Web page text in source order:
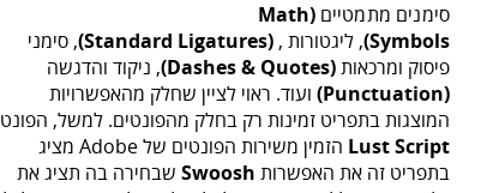
סימנים מתמטיים (Math
Symbols) , ליגטורות ‬‭(‬Standard Ligatures‭)
‬פיסוק ומרכאות(Dashes & Quotes)
, ניקוד והדגשה
(Punctuation)
ועוד. ראוי לציין שחלק מהאפשרויות
המוצגות בתפריט זמינות רק בחלק מהפונטים. למשל, הפונט
LustScript
הזמין משירות הפונטים של Adobe מציג
בתפריט זה את האפשרות Swoosh שבחירה בה תציג את